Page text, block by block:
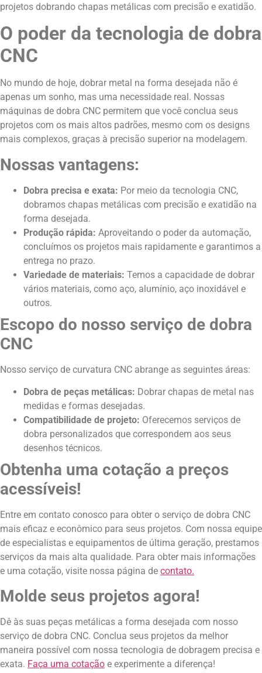
projetos dobrando chapas metálicas com precisão e exatidão.
O poder da tecnologia de dobra
CNC
No mundo de hoje, dobrar metal na forma desejada não é
apenas um sonho, mas uma necessidade real. Nossas
máquinas de dobra CNC permitem que você conclua seus
projetos com os mais altos padrões, mesmo com os designs
mais complexos, graças à precisão superior na modelagem.
Nossas vantagens:
Dobra precisa e exata: Por meio da tecnologia CNC,
dobramos chapas metálicas com precisão e exatidão na
forma desejada.
Produção rápida: Aproveitando o poder da automação,
concluímos os projetos mais rapidamente e garantimos a
entrega no prazo.
Variedade de materiais: Temos a capacidade de dobrar
vários materiais, como aço, alumínio, aço inoxidável e
outros.
Escopo do nosso serviço de dobra
CNC
Nosso serviço de curvatura CNC abrange as seguintes áreas:
Dobra de peças metálicas: Dobrar chapas de metal nas
medidas e formas desejadas.
Compatibilidade de projeto: Oferecemos serviços de
dobra personalizados que correspondem aos seus
desenhos técnicos.
Obtenha uma cotação a preços
acessíveis!
Entre em contato conosco para obter o serviço de dobra CNC
mais eficaz e econômico para seus projetos. Com nossa equipe
de especialistas e equipamentos de última geração, prestamos
serviços da mais alta qualidade. Para obter mais informações
e uma cotação, visite nossa página de contato.
Molde seus projetos agora!
Dê às suas peças metálicas a forma desejada com nosso
serviço de dobra CNC. Conclua seus projetos da melhor
maneira possível com nossa tecnologia de dobragem precisa e
exata. Faça uma cotação e experimente a diferença!